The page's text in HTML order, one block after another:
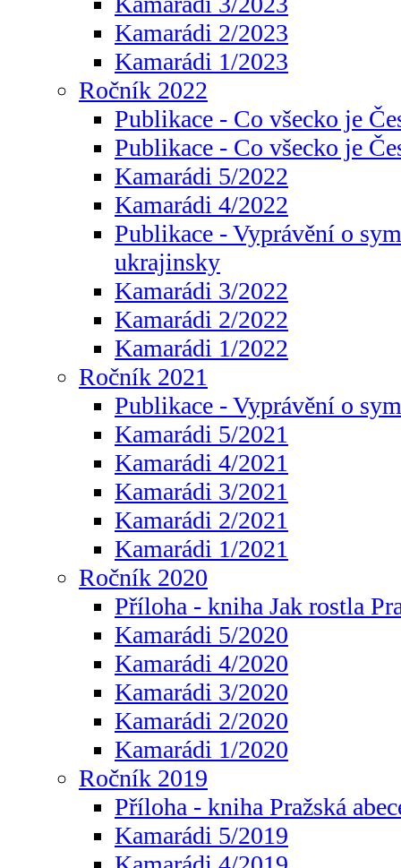
Kamarádi 2/2023
Kamarádi 1/2023
Ročník 2022
Publikace - Co všecko je
Publikace - Co všecko je
Kamarádi 5/2022
Kamarádi 4/2022
Publikace - Vyprávění o
ukrajinsky
Kamarádi 3/2022
Kamarádi 2/2022
Kamarádi 1/2022
Ročník 2021
Publikace - Vyprávění o
Kamarádi 5/2021
Kamarádi 4/2021
Kamarádi 3/2021
Kamarádi 2/2021
Kamarádi 1/2021
Ročník 2020
Příloha - kniha Jak rostla
Kamarádi 5/2020
Kamarádi 4/2020
Kamarádi 3/2020
Kamarádi 2/2020
Kamarádi 1/2020
Ročník 2019
Příloha - kniha Pražská
Kamarádi 5/2019